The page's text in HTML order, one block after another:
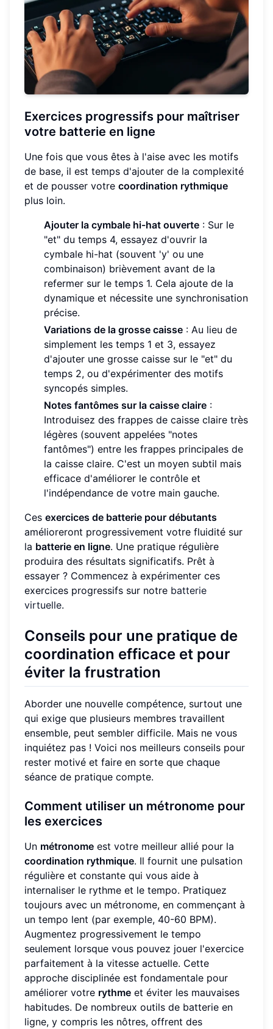
Exercices progressifs pour maîtriser
votre batterie en ligne
Une fois que vous êtes à l'aise avec les motifs
de base, il est temps d'ajouter de la complexité
et de pousser votre coordination rythmique
plus loin.
Ajouter la cymbale hi-hat ouverte : Sur le
"et" du temps 4, essayez d'ouvrir la
cymbale hi-hat (souvent 'y' ou une
combinaison) brièvement avant de la
refermer sur le temps 1. Cela ajoute de la
dynamique et nécessite une synchronisation
précise.
Variations de la grosse caisse : Au lieu de
simplement les temps 1 et 3, essayez
d'ajouter une grosse caisse sur le "et" du
temps 2, ou d'expérimenter des motifs
syncopés simples.
Notes fantômes sur la caisse claire :
Introduisez des frappes de caisse claire très
légères (souvent appelées "notes
fantômes") entre les frappes principales de
la caisse claire. C'est un moyen subtil mais
efficace d'améliorer le contrôle et
l'indépendance de votre main gauche.
Ces exercices de batterie pour débutants
amélioreront progressivement votre fluidité sur
la batterie en ligne. Une pratique régulière
produira des résultats significatifs. Prêt à
essayer ? Commencez à expérimenter ces
exercices progressifs sur notre batterie
virtuelle.
Conseils pour une pratique de
coordination efficace et pour
éviter la frustration
Aborder une nouvelle compétence, surtout une
qui exige que plusieurs membres travaillent
ensemble, peut sembler difficile. Mais ne vous
inquiétez pas ! Voici nos meilleurs conseils pour
rester motivé et faire en sorte que chaque
séance de pratique compte.
Comment utiliser un métronome pour
les exercices
Un métronome est votre meilleur allié pour la
coordination rythmique. Il fournit une pulsation
régulière et constante qui vous aide à
internaliser le rythme et le tempo. Pratiquez
toujours avec un métronome, en commençant à
un tempo lent (par exemple, 40-60 BPM).
Augmentez progressivement le tempo
seulement lorsque vous pouvez jouer l'exercice
parfaitement à la vitesse actuelle. Cette
approche disciplinée est fondamentale pour
améliorer votre rythme et éviter les mauvaises
habitudes. De nombreux outils de batterie en
ligne, y compris les nôtres, offrent des